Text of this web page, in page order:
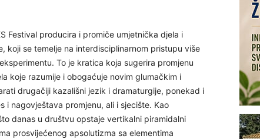
Festival producira i promiče umjetnička djela i
koji se temelje na interdisciplinarnom pristupu više
To je kratica koja sugerira promjenu
koje razumije i obogaćuje novim glumačkim i
drugačiji kazališni jezik i dramaturgije, ponekad i
i nagovještava promjenu, ali i sjecište. Kao
danas u društvu opstaje vertikalni piramidalni
prosvijećenog apsolutizma sa elementima